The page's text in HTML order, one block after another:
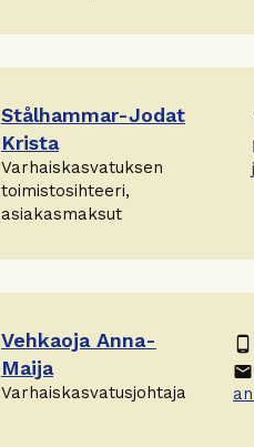
Stålhammar-Jodat
Krista
Varhaiskasvatuksen
toimistosihteeri,
asiakasmaksut
Vehkaoja Anna-
Maija
Varhaiskasvatusjohtaja
phone_android
email